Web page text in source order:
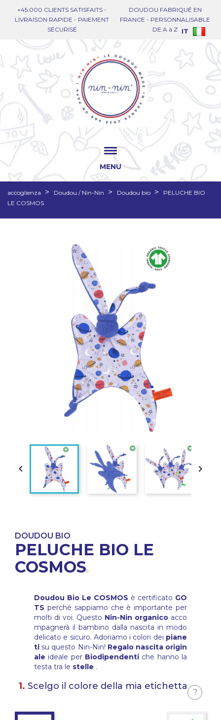
+45.000 CLIENTS SATISFAITS -
LIVRAISON RAPIDE - PAIEMENT
SÉCURISÉ
DOUDOU FABRIQUÉ EN
FRANCE - PERSONNALISABLE
DE A à Z IT
MENU
accoglienza Doudou / Nin-Nin Doudou bio
PELUCHE BIO
LE COSMOS
 
DOUDOU BIO
PELUCHE BIO LE
COSMOS
Doudou Bio Le COSMOS è certificato GO
TS perché sappiamo che è importante per
molti di voi. Questo Nin-Nin organico acco
mpagnerà il bambino dalla nascita in modo
delicato e sicuro. Adoriamo i colori dei piane
tisu questo Nin-Nin! Regalo nascita origin
ale ideale per Biodipendenti che hanno la
testa tra le stelle .
1. Scelgo il colore della mia etichetta
?